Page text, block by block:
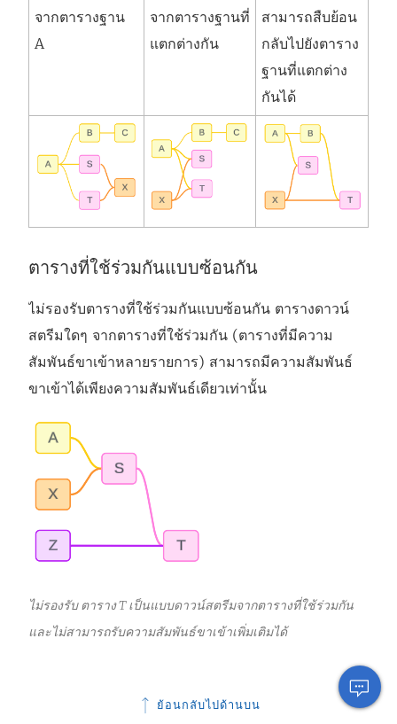
จากตารางฐาน
A
จากตารางฐานที่
แตกต่างกัน
สามารถสืบย้อน
กลับไปยังตาราง
ฐานที่แตกต่าง
กันได้
ตารางที่ใช้ร่วมกันแบบซ้อนกัน
ไม่รองรับตารางที่ใช้ร่วมกันแบบซ้อนกัน ตารางดาวน์
สตรีมใดๆ จากตารางที่ใช้ร่วมกัน (ตารางที่มีความ
สัมพันธ์ขาเข้าหลายรายการ) สามารถมีความสัมพันธ์
ขาเข้าได้เพียงความสัมพันธ์เดียวเท่านั้น
ไม่รองรับ ตาราง T เป็นแบบดาวน์สตรีมจากตารางที่ใช้ร่วมกัน
และไม่สามารถรับความสัมพันธ์ขาเข้าเพิ่มเติมได้
ย้อนกลับไปด้านบน